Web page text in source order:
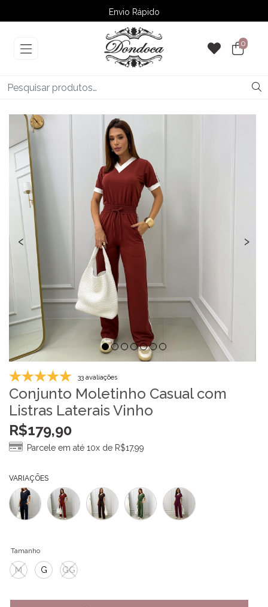
Envio Rápido
➚ Ofertas– Até 60% OFF
0
‹ ›
33 avaliações
Conjunto Moletinho Casual com
Listras Laterais Vinho
R$179,90
Parcele em até 10x de R$17,99
VARIAÇÕES
Tamanho
M G GG